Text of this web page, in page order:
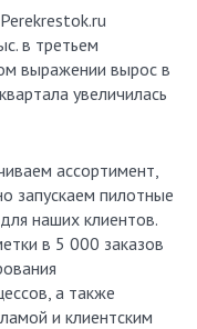
в третьем
выражении вырос в
увеличилась
ассортимент,
запускаем пилотные
наших клиентов.
в 5 000 заказов
а также
и клиентским